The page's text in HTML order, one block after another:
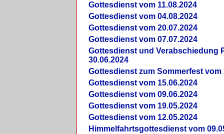
Gottesdienst vom 11.08.2024
Gottesdienst vom 04.08.2024
Gottesdienst vom 20.07.2024
Gottesdienst vom 07.07.2024
Gottesdienst und Verabschiedung
30.06.2024
Gottesdienst zum Sommerfest vom
Gottesdienst vom 15.06.2024
Gottesdienst vom 09.06.2024
Gottesdienst vom 19.05.2024
Gottesdienst vom 12.05.2024
Himmelfahrtsgottesdienst vom